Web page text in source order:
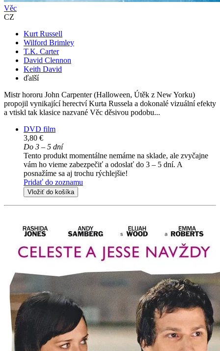
Věc
CZ
Kurt Russell
Wilford Brimley
T.K. Carter
David Clennon
Keith David
ďalší
Mistr hororu John Carpenter (Halloween, Útěk z New Yorku)
propojil vynikající herectví Kurta Russela a dokonalé vizuální efekty
a vtiskl tak klasice nazvané Věc děsivou podobu...
DVD film
3,80 €
Do 3 – 5 dní
Tento produkt momentálne nemáme na sklade, ale zvyčajne
vám ho vieme zabezpečiť a odoslať do 3 – 5 dní. A
posnažíme sa aj trochu rýchlejšie!
Pridať do zoznamu
Vložiť do košíka